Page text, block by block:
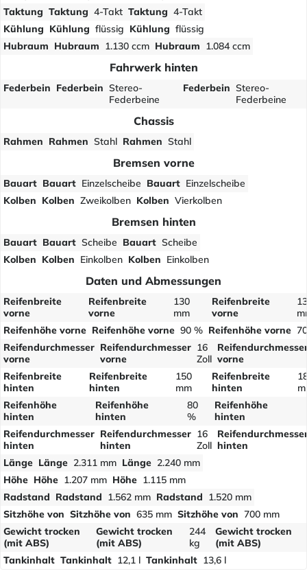
Taktung Taktung 4-Takt Taktung 4-Takt
Kühlung Kühlung flüssig Kühlung flüssig
Hubraum Hubraum 1.130 ccm Hubraum 1.084 ccm
Fahrwerk hinten
Federbein Federbein Stereo-
Federbeine
Federbein Stereo-
Federbeine
Chassis
Rahmen Rahmen Stahl Rahmen Stahl
Bremsen vorne
Bauart Bauart Einzelscheibe Bauart Einzelscheibe
Kolben Kolben Zweikolben Kolben Vierkolben
Bremsen hinten
Bauart Bauart Scheibe Bauart Scheibe
Kolben Kolben Einkolben Kolben Einkolben
Daten und Abmessungen
Reifenbreite
vorne
Reifenbreite
vorne
130
mm
Reifenbreite
vorne
Reifenhöhe vorne Reifenhöhe vorne 90 % Reifenhöhe vorne
Reifendurchmesser
vorne
Reifendurchmesser
vorne
16
Zoll vorne
Reifenbreite
hinten
Reifenbreite
hinten
150
mm
Reifenbreite
hinten
Reifenhöhe
hinten
Reifenhöhe
hinten
80
%
Reifenhöhe
hinten
Reifendurchmesser
hinten
Reifendurchmesser
hinten
16
Zoll hinten
Länge Länge 2.311 mm Länge 2.240 mm
Höhe Höhe 1.207 mm Höhe 1.115 mm
Radstand Radstand 1.562 mm Radstand 1.520 mm
Sitzhöhe von Sitzhöhe von 635 mm Sitzhöhe von 700 mm
Gewicht trocken
(mit ABS)
Gewicht trocken
(mit ABS)
244
kg
Gewicht trocken
(mit ABS)
Tankinhalt Tankinhalt 12,1 l Tankinhalt 13,6 l